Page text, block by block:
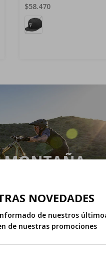
$58.470
MONTAÑA
NOVEDADES
de nuestros
de nuestras promociones